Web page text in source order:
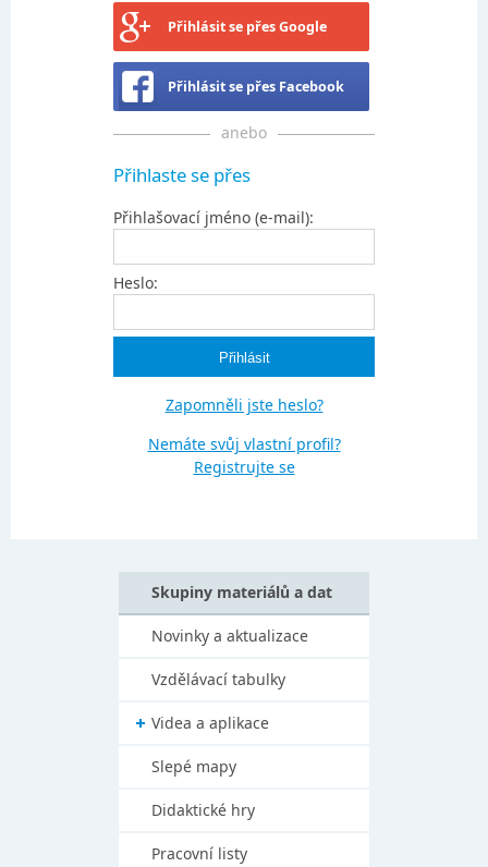
Přihlásit se přes Google
Přihlásit se přes Facebook
anebo
Přihlaste se přes
Přihlašovací jméno (e-mail):
Heslo:
Zapomněli jste heslo?
Nemáte svůj vlastní profil?
Registrujte se
Skupiny materiálů a dat
Novinky a aktualizace
Vzdělávací tabulky
Videa a aplikace
Slepé mapy
Didaktické hry
Pracovní listy